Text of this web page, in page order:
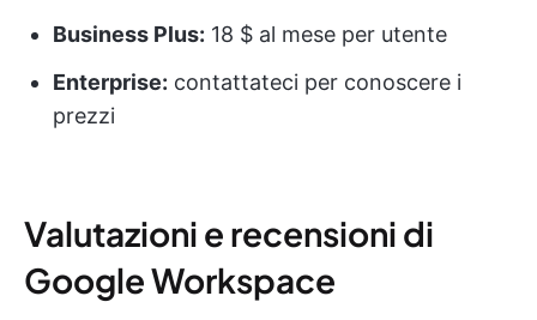
Business Plus: 18 $ al mese per utente
Enterprise: contattateci per conoscere i
prezzi
Valutazioni e recensioni di
Google Workspace